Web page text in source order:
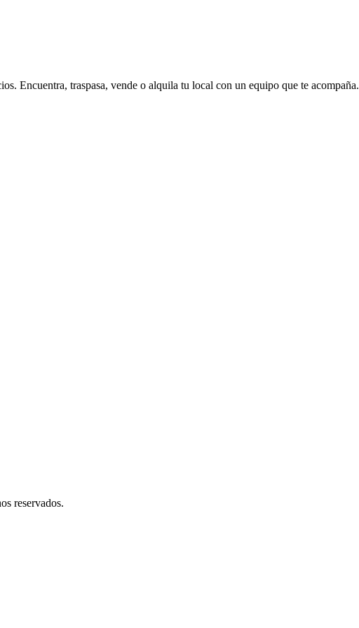
Encuentra, traspasa, vende o alquila tu local con un equipo que te acompaña.
reservados.